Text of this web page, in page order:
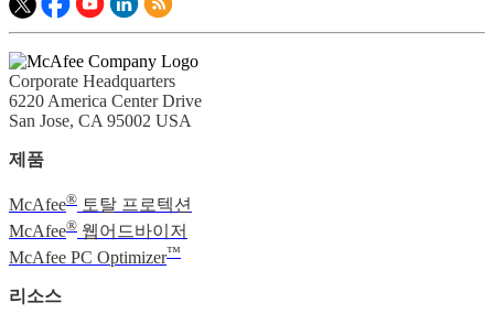
Corporate Headquarters
6220 America Center Drive
San Jose, CA 95002 USA
제품
McAfee® 토탈 프로텍션
McAfee® 웹어드바이저
McAfee PC Optimizer™
리소스